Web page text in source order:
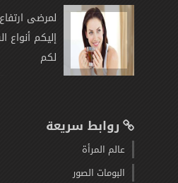
لمرضى
إليكم أنواع
لكم
روابط سريعة
عالم المرأة
البومات الصور